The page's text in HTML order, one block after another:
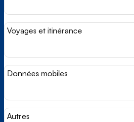
Voyages et itinérance
Données mobiles
Autres